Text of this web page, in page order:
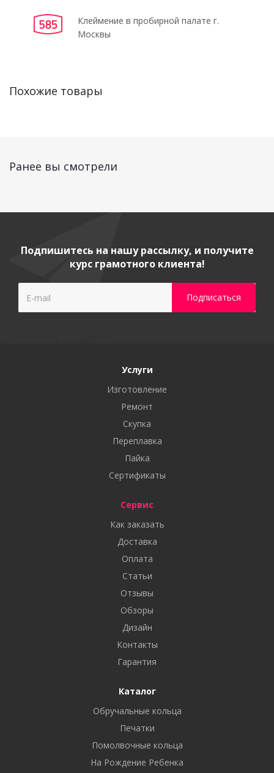
Клеймение в пробирной палате г.
Москвы
Похожие товары
Ранее вы смотрели
Подпишитесь на нашу рассылку, и получите
курс грамотного клиента!
Услуги
Изготовление
Ремонт
Скупка
Переплавка
Пайка
Сертификаты
Сервис
Как заказать
Доставка
Оплата
Статьи
Отзывы
Обзоры
Дизайн
Контакты
Гарантия
Каталог
Обручальные кольца
Печатки
Помолвочные кольца
На Рождение Ребенка